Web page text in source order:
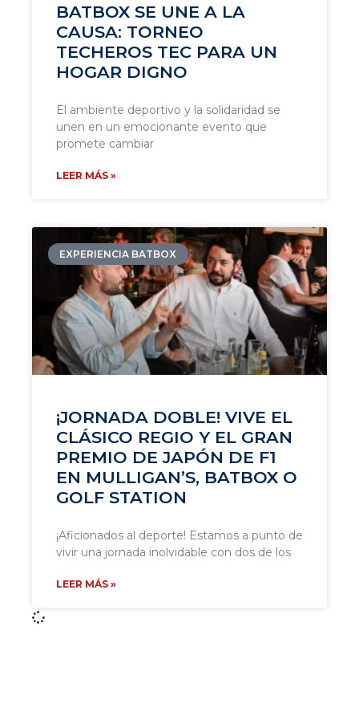
BATBOX SE UNE A LA
CAUSA: TORNEO
TECHEROS TEC PARA UN
HOGAR DIGNO
El ambiente deportivo y la solidaridad se
unen en un emocionante evento que
promete cambiar
LEER MÁS »
EXPERIENCIA BATBOX
¡JORNADA DOBLE! VIVE EL
CLÁSICO REGIO Y EL GRAN
PREMIO DE JAPÓN DE F1
EN MULLIGAN’S, BATBOX O
GOLF STATION
¡Aficionados al deporte! Estamos a punto de
vivir una jornada inolvidable con dos de los
LEER MÁS »